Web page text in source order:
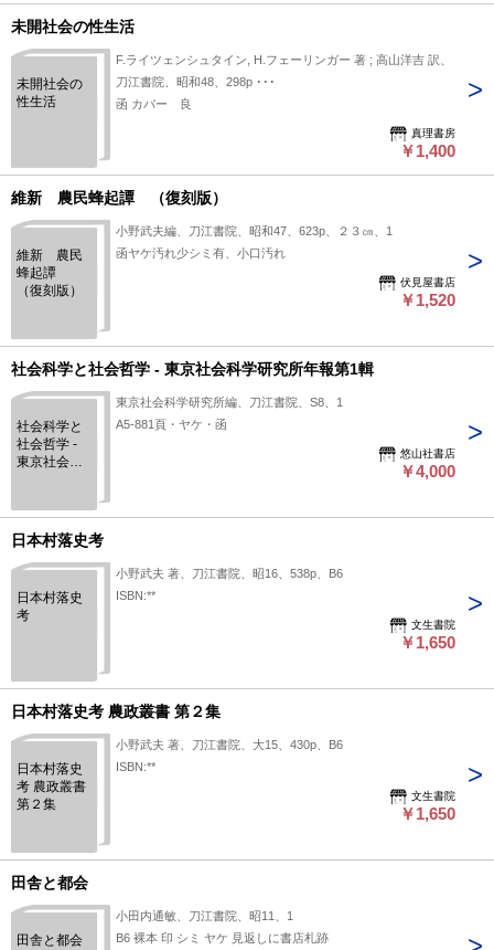
未開社会の性生活
未開社会の
性生活
F.ライツェンシュタイン, H.フェーリンガー 著 ; 高山洋吉 訳、
刀江書院、昭和48、298p ･･･
函 カバー 良
真理書房
￥1,400
維新 農民蜂起譚 （復刻版）
維新 農民
蜂起譚
（復刻版）
小野武夫編、刀江書院、昭和47、623p、２３㎝、1
函ヤケ汚れ少シミ有、小口汚れ
伏見屋書店
￥1,520
社会科学と社会哲学 - 東京社会科学研究所年報第1輯
社会科学と
社会哲学 -
東京社会科
東京社会科学研究所編、刀江書院、S8、1
A5-881頁・ヤケ・函
悠山社書店
￥4,000
日本村落史考
日本村落史
考
小野武夫 著、刀江書院、昭16、538p、B6
ISBN:**
文生書院
￥1,650
日本村落史考 農政叢書 第２集
日本村落史
考 農政叢書
第２集
小野武夫 著、刀江書院、大15、430p、B6
ISBN:**
文生書院
￥1,650
田舎と都会
田舎と都会
小田内通敏、刀江書院、昭11、1
B6 裸本 印 シミ ヤケ 見返しに書店札跡